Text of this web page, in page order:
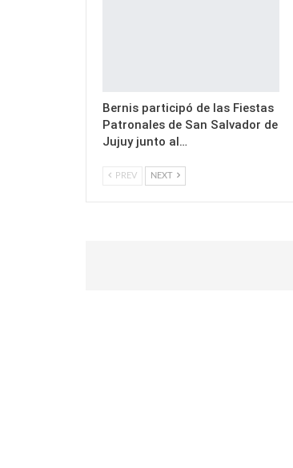
Bernis participó de las Fiestas
Patronales de San Salvador de
Jujuy junto al…
PREV NEXT